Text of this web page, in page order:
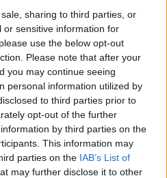
sharing to third parties, or
or sensitive information for
use the below opt-out
Please note that after your
you may continue seeing
personal information utilized by
to third parties prior to
opt-out of the further
by third parties on the
This information may
parties on the IAB’s List of
may further disclose it to other
se:
for innhold på
det lenkes til.
fra siden eller
av artikler.